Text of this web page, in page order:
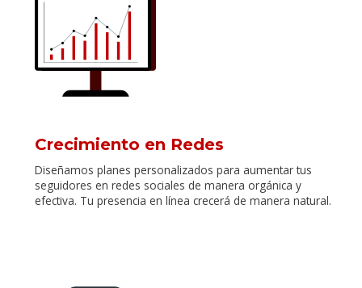
Crecimiento en Redes
Diseñamos planes personalizados para aumentar tus
seguidores en redes sociales de manera orgánica y
efectiva. Tu presencia en línea crecerá de manera natural.